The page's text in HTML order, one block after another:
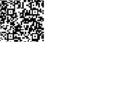
20260728-丰台新闻